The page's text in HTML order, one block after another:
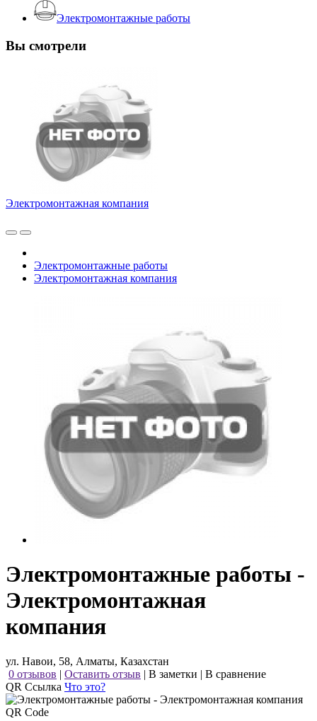
Электромонтажные работы
Вы смотрели
Электромонтажная компания
Электромонтажные работы
Электромонтажная компания
Электромонтажные работы -
Электромонтажная
компания
ул. Навои, 58, Алматы, Казахстан
0 отзывов | Оставить отзыв | В заметки | В сравнение
QR Ссылка Что это?